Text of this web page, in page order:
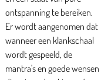
ontspanning te bereiken.
Er wordt aangenomen dat
wanneer een klankschaal
wordt gespeeld, de
mantra's en goede wensen